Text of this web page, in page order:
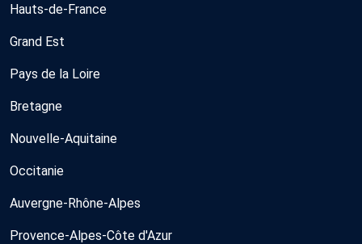
Hauts-de-France
Grand Est
Pays de la Loire
Bretagne
Nouvelle-Aquitaine
Occitanie
Auvergne-Rhône-Alpes
Provence-Alpes-Côte d'Azur